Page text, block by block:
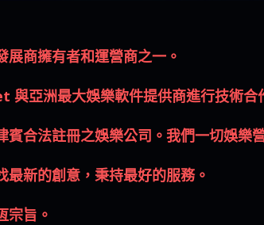
商擁有者和運營商之一。
與亞洲最大娛樂軟件提供商進行技術合
合法註冊之娛樂公司。我們一切娛樂
新的創意，秉持最好的服務。
宗旨。